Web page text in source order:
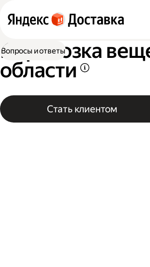
Перевозка
области
Стать клиентом
Вопросы и ответы